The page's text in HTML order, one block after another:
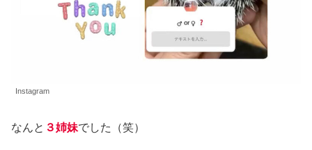
Instagram
なんと ３姉妹でした（笑）